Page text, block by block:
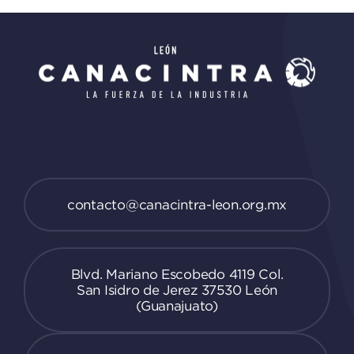
contacto@canacintra-leon.org.mx
Blvd. Mariano Escobedo 4119 Col.
San Isidro de Jerez 37530 León
(Guanajuato)